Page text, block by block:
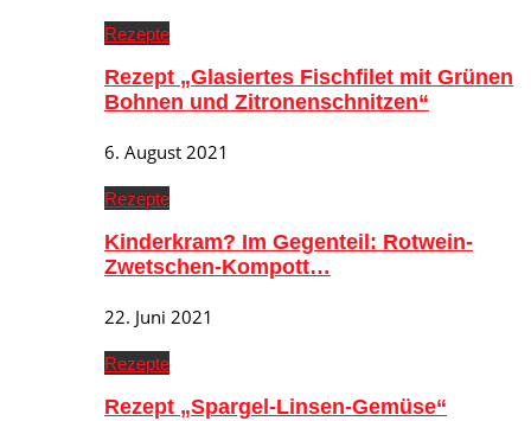
Rezepte
Rezept „Glasiertes Fischfilet mit Grünen
Bohnen und Zitronenschnitzen“
6. August 2021
Rezepte
Kinderkram? Im Gegenteil: Rotwein-
Zwetschen-Kompott…
22. Juni 2021
Rezepte
Rezept „Spargel-Linsen-Gemüse“